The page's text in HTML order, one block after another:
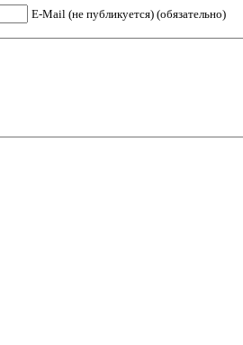
E-Mail (не публикуется) (обязательно)